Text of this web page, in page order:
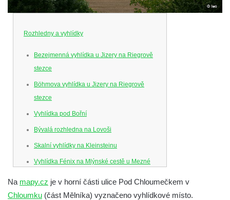
Rozhledny a vyhlídky
Bezejmenná vyhlídka u Jizery na Riegrově
stezce
Böhmova vyhlídka u Jizery na Riegrově
stezce
Vyhlídka pod Bořní
Bývalá rozhledna na Lovoši
Skalní vyhlídky na Kleinsteinu
Vyhlídka Fénix na Mlýnské cestě u Mezné
Na mapy.cz je v horní části ulice Pod Chloumečkem v
Chloumku (část Mělníka) vyznačeno vyhlídkové místo.